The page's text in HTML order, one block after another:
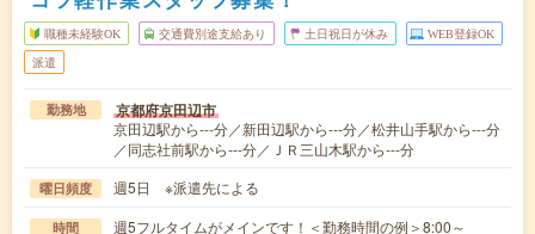
職種未経験OK 交通費別途支給あり 土日祝日が休み WEB登録OK
派遣
勤務地 京都府京田辺市
京田辺駅から---分／新田辺駅から---分／松井山手駅から---分
／同志社前駅から---分／ＪＲ三山木駅から---分
曜日頻度 週5日 ※派遣先による
時間
週5フルタイムがメインです！＜勤務時間の例＞8:00～